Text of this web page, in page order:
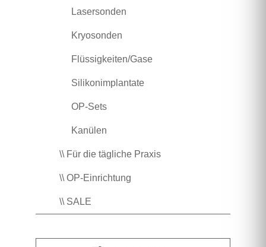
Lasersonden
Kryosonden
Flüssigkeiten/Gase
Silikonimplantate
OP-Sets
Kanülen
\\ Für die tägliche Praxis
\\ OP-Einrichtung
\\ SALE